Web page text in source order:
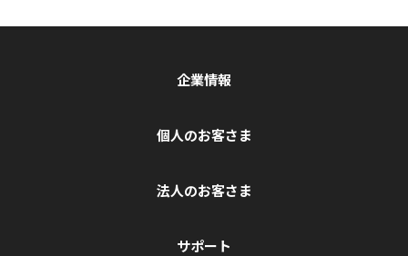
企業情報
個人のお客さま
法人のお客さま
サポート